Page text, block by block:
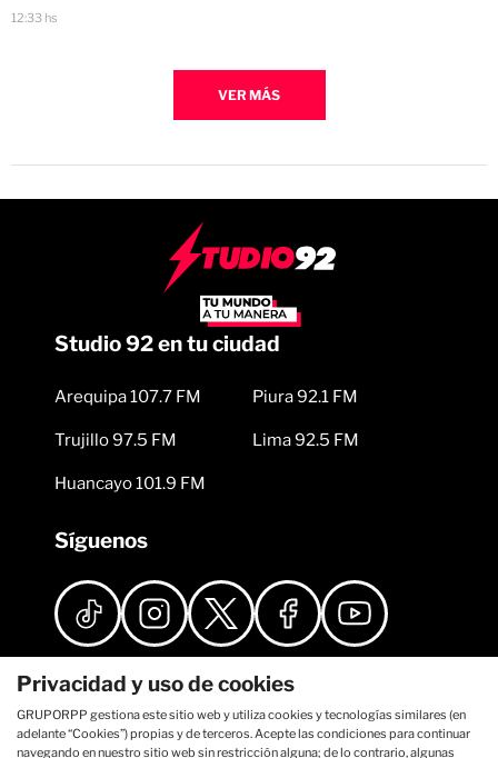
12:33 hs
VER MÁS
Studio 92 en tu ciudad
Arequipa 107.7 FM
Trujillo 97.5 FM
Huancayo 101.9 FM
Piura 92.1 FM
Lima 92.5 FM
Síguenos
Privacidad y uso de cookies
GRUPORPP gestiona este sitio web y utiliza cookies y tecnologías similares (en
adelante “Cookies”) propias y de terceros. Acepte las condiciones para continuar
navegando en nuestro sitio web sin restricción alguna; de lo contrario, algunas